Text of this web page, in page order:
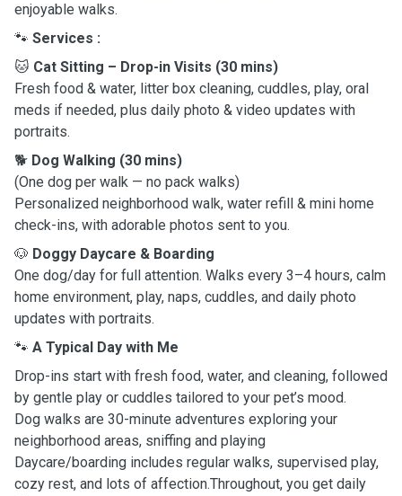
enjoyable walks.
🐾 Services :
🐱 Cat Sitting – Drop-in Visits (30 mins)
Fresh food & water, litter box cleaning, cuddles, play, oral
meds if needed, plus daily photo & video updates with
portraits.
🐕 Dog Walking (30 mins)
(One dog per walk — no pack walks)
Personalized neighborhood walk, water refill & mini home
check-ins, with adorable photos sent to you.
🐶 Doggy Daycare & Boarding
One dog/day for full attention. Walks every 3–4 hours, calm
home environment, play, naps, cuddles, and daily photo
updates with portraits.
🐾 A Typical Day with Me
Drop-ins start with fresh food, water, and cleaning, followed
by gentle play or cuddles tailored to your pet’s mood.
Dog walks are 30-minute adventures exploring your
neighborhood areas, sniffing and playing
Daycare/boarding includes regular walks, supervised play,
cozy rest, and lots of affection.Throughout, you get daily